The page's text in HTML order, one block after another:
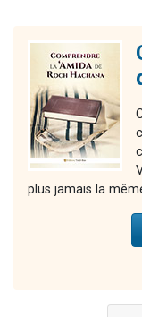
plus jamais la